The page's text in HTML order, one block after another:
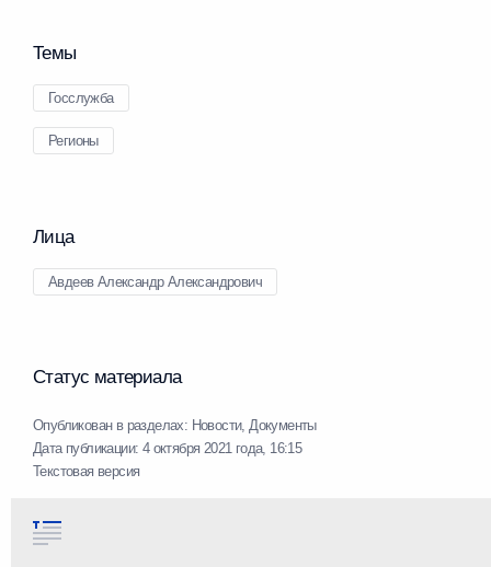
Темы
Госслужба
Регионы
Лица
Авдеев Александр Александрович
Статус материала
Опубликован в разделах: Новости,Документы
Дата публикации: 4 октября 2021 года, 16:15
Текстовая версия